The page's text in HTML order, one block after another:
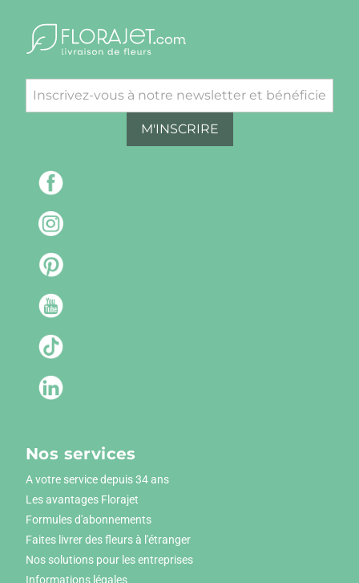
M'INSCRIRE
Nos services
A votre service depuis 34 ans
Les avantages Florajet
Formules d'abonnements
Faites livrer des fleurs à l'étranger
Nos solutions pour les entreprises
Informations légales